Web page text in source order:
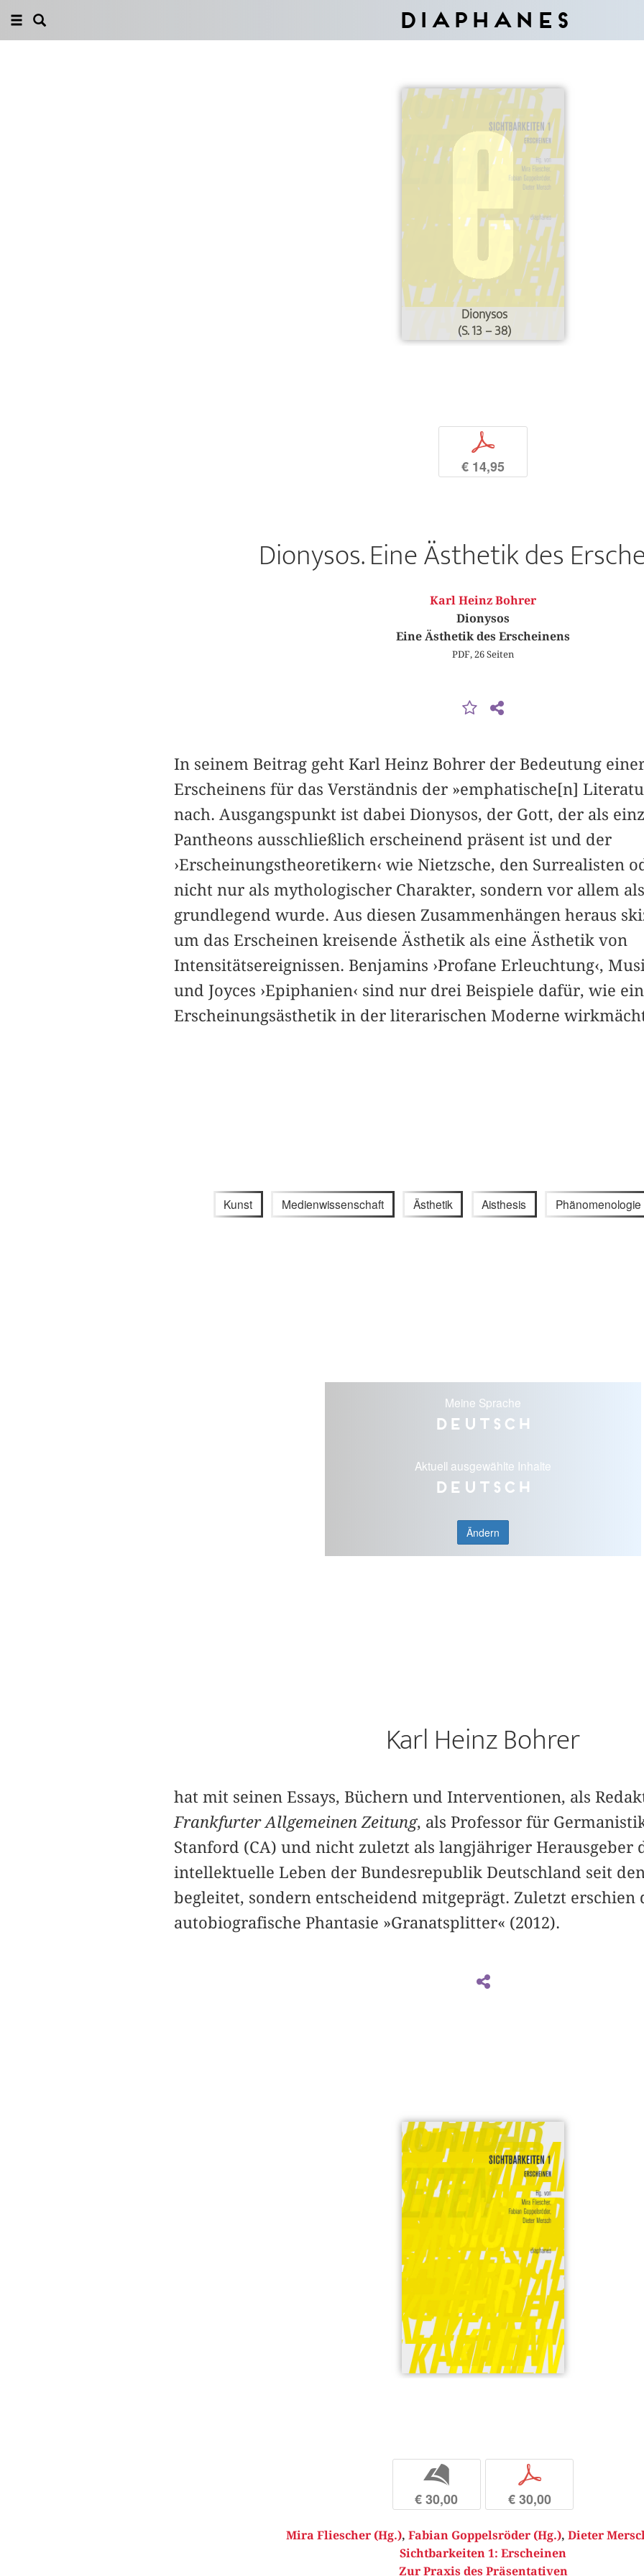
Diaphanes
Dionysos
(S. 13 – 38)
p
€ 14,95
Dionysos. Eine Ästhetik des
Karl Heinz Bohrer
Dionysos
Eine Ästhetik des Erscheinens
PDF, 26 Seiten
In seinem Beitrag geht Karl Heinz Bohrer der Bedeutung
Erscheinens für das Verständnis der »emphatische[n]
nach. Ausgangspunkt ist dabei Dionysos, der Gott, der als
Pantheons ausschließlich erscheinend präsent ist und der
›Erscheinungstheoretikern‹ wie Nietzsche, den Surrealisten
nicht nur als mythologischer Charakter, sondern vor allem
grundlegend wurde. Aus diesen Zusammenhängen heraus
um das Erscheinen kreisende Ästhetik als eine Ästhetik von
Intensitätsereignissen. Benjamins ›Profane Erleuchtung‹,
und Joyces ›Epiphanien‹ sind nur drei Beispiele dafür, wie
Erscheinungsästhetik in der literarischen Moderne
Kunst Medienwissenschaft Ästhetik Aisthesis Phänomenologie
Meine Sprache
Deutsch
Aktuell ausgewählte Inhalte
Deutsch
Ändern
Karl Heinz Bohrer
hat mit seinen Essays, Büchern und Interventionen, als
Frankfurter Allgemeinen Zeitung, als Professor für
Stanford (CA) und nicht zuletzt als langjähriger Herausgeber
intellektuelle Leben der Bundesrepublik Deutschland seit
begleitet, sondern entscheidend mitgeprägt. Zuletzt erschien
autobiografische Phantasie »Granatsplitter« (2012).
b
€ 30,00
p
€ 30,00
Mira Fliescher (Hg.), Fabian Goppelsröder (Hg.), Dieter
Sichtbarkeiten 1: Erscheinen
Zur Praxis des Präsentativen